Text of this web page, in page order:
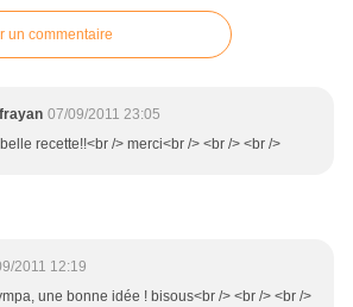
un commentaire
07/09/2011 23:05
recette!!<br /> merci<br /> <br /> <br />
2011 12:19
une bonne idée ! bisous<br /> <br /> <br />